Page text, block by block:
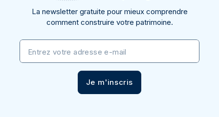
La newsletter gratuite pour mieux comprendre
comment construire votre patrimoine.
Entrez votre adresse e-mail
Je m'inscris